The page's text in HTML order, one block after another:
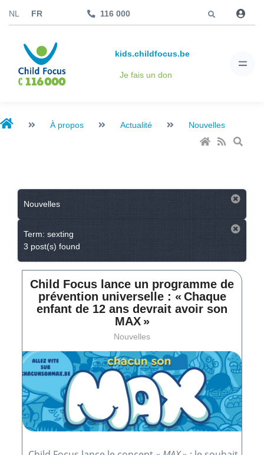
NL FR 116 000
kids.childfocus.be
Je fais un don
À propos Actualité Nouvelles
Nouvelles
Term: sexting
3 post(s) found
Child Focus lance un programme de
prévention universelle : « Chaque
enfant de 12 ans devrait avoir son
MAX »
Nouvelles